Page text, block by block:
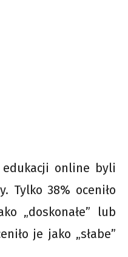
online byli
Tylko 38% oceniło
„doskonałe” lub
je jako „słabe”